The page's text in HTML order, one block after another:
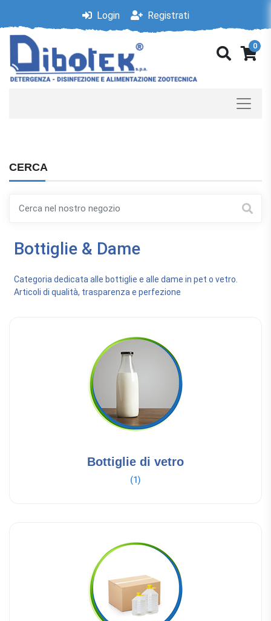
Login Registrati
0
CERCA
Bottiglie & Dame
Categoria dedicata alle bottiglie e alle dame in pet o vetro.
Articoli di qualità, trasparenza e perfezione
Bottiglie di vetro
(1)